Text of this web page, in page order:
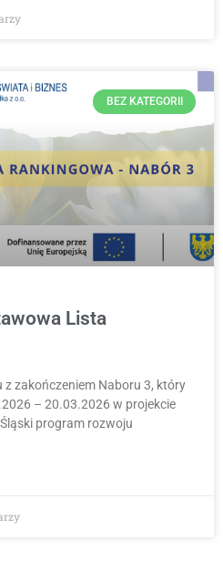
BEZ KATEGORII
Lista
z zakończeniem Naboru 3, który
– 20.03.2026 w projekcie
program rozwoju